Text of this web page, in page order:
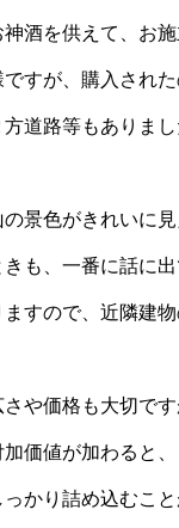
酒を供えて、お
すが、購入された
道路等もありま
景色がきれいに見
も、一番に話に出
すので、近隣建
や価格も大切です
価値が加わると、
かり詰め込むこと